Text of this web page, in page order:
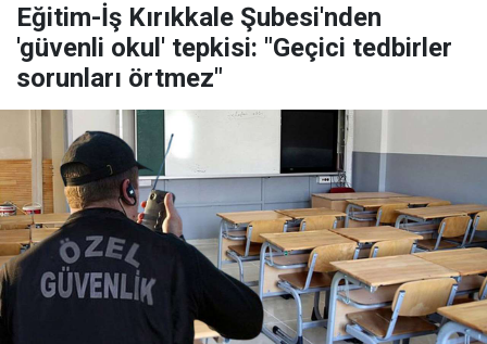
Eğitim-İş Kırıkkale Şubesi'nden
'güvenli okul' tepkisi: "Geçici tedbirler
sorunları örtmez"